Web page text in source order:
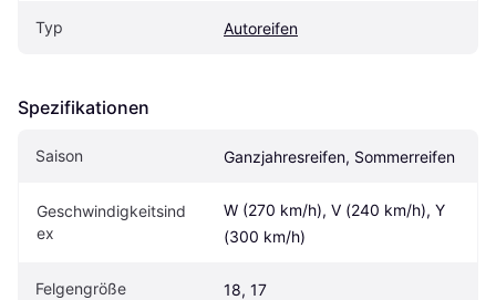
Typ Autoreifen
Spezifikationen
Saison Ganzjahresreifen, Sommerreifen
Geschwindigkeitsind
ex
W (270 km/h), V (240 km/h), Y
(300 km/h)
Felgengröße 18, 17